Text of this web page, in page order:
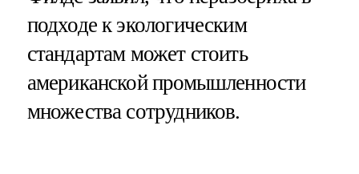
подходе к экологическим
стандартам может стоить
американской промышленности
множества сотрудников.